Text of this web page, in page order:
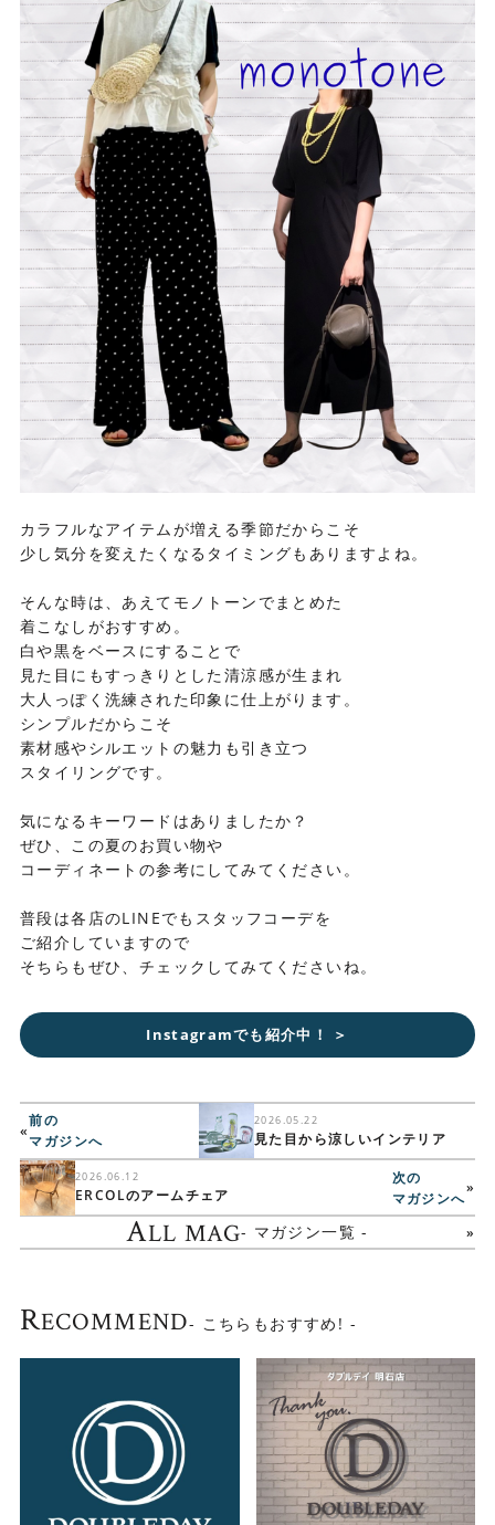
カラフルなアイテムが増える季節だからこそ
少し気分を変えたくなるタイミングもありますよね。
そんな時は、あえてモノトーンでまとめた
着こなしがおすすめ。
白や黒をベースにすることで
見た目にもすっきりとした清涼感が生まれ
大人っぽく洗練された印象に仕上がります。
シンプルだからこそ
素材感やシルエットの魅力も引き立つ
スタイリングです。
気になるキーワードはありましたか？
ぜひ、この夏のお買い物や
コーディネートの参考にしてみてください。
普段は各店のLINEでもスタッフコーデを
ご紹介していますので
そちらもぜひ、チェックしてみてくださいね。
Instagramでも紹介中！ ＞
2026.05.22
見た目から涼しいインテリア
«
前の
マガジンへ
ALL MAG- マガジン一覧 -
2026.06.12
ERCOLのアームチェア
次の
マガジンへ
»
RECOMMEND- こちらもおすすめ! -